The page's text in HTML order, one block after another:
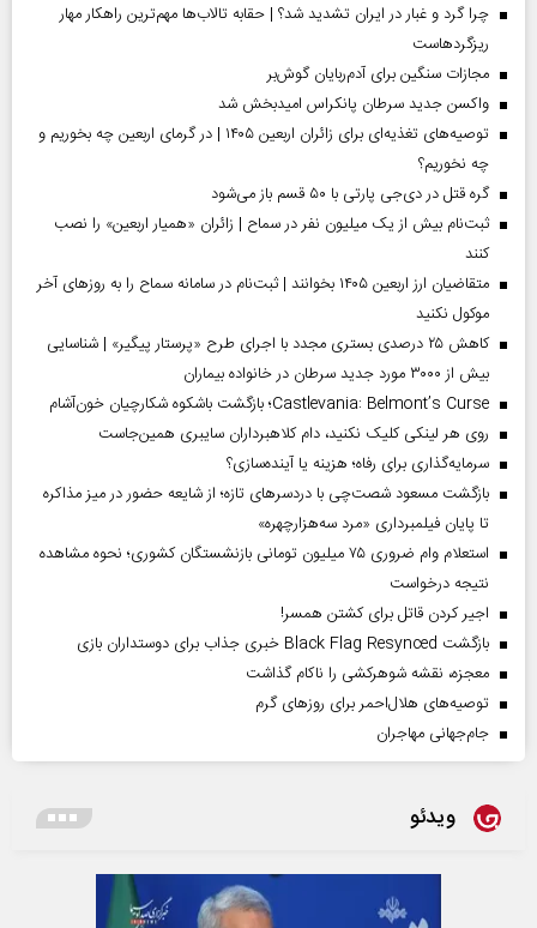
چرا گرد و غبار در ایران تشدید شد؟ | حقابه تالاب‌ها مهم‌ترین راهکار مهار
ریزگردهاست
مجازات سنگین برای آدم‌ربایان گوش‌بر
واکسن جدید سرطان پانکراس امیدبخش شد
توصیه‌های تغذیه‌ای برای زائران اربعین ۱۴۰۵ | در گرمای اربعین چه بخوریم و
چه نخوریم؟
گره قتل در دی‌جی پارتی با ۵۰ قسم باز می‌شود
ثبت‌نام بیش از یک میلیون نفر در سماح | زائران «همیار اربعین» را نصب
کنند
متقاضیان ارز اربعین ۱۴۰۵ بخوانند | ثبت‌نام در سامانه سماح را به روز‌های آخر
موکول نکنید
کاهش ۲۵ درصدی بستری مجدد با اجرای طرح «پرستار پیگیر» | شناسایی
بیش از ۳۰۰۰ مورد جدید سرطان در خانواده بیماران
Castlevania: Belmont’s Curse؛ بازگشت باشکوه شکارچیان خون‌آشام
روی هر لینکی کلیک نکنید، دام کلاهبرداران سایبری همین‌جاست
سرمایه‌گذاری برای رفاه؛ هزینه یا آینده‌سازی؟
بازگشت مسعود شصت‌چی با دردسر‌های تازه؛ از شایعه حضور در میز مذاکره
تا پایان فیلمبرداری «مرد سه‌هزارچهره»
استعلام وام ضروری ۷۵ میلیون تومانی بازنشستگان کشوری؛ نحوه مشاهده
نتیجه درخواست
اجیر کردن قاتل برای کشتن همسر!
بازگشت Black Flag Resynced خبری جذاب برای دوستداران بازی
معجزه، نقشه شوهرکشی را ناکام گذاشت
توصیه‌های هلال‌احمر برای روز‌های گرم
جام‌جهانی مهاجران
ویدئو